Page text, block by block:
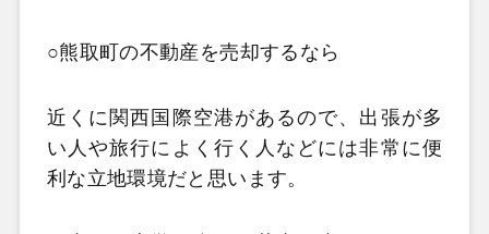
○熊取町の不動産を売却するなら
近くに関西国際空港があるので、出張が多
い人や旅行によく行く人などには非常に便
利な立地環境だと思います。